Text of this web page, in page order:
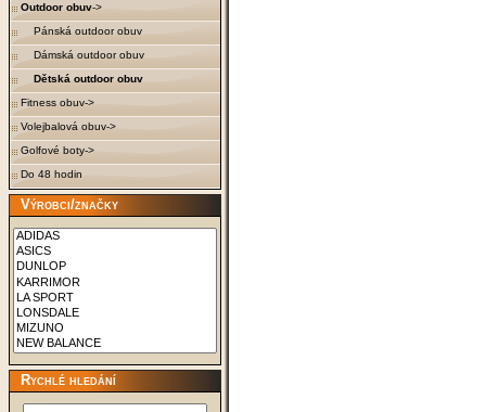
Outdoor obuv->
Pánská outdoor obuv
Dámská outdoor obuv
Dětská outdoor obuv
Fitness obuv->
Volejbalová obuv->
Golfové boty->
Do 48 hodin
Výrobci/značky
Rychlé hledání